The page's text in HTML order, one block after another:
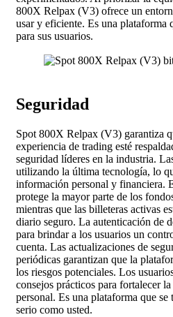
800X Relpax (V3) ofrece un
usar y eficiente. Es una plataforma
para sus usuarios.
Seguridad
Spot 800X Relpax (V3) garantiza
experiencia de trading esté
seguridad líderes en la industria.
utilizando la última tecnología, lo
información personal y financiera.
protege la mayor parte de los
mientras que las billeteras activas
diario seguro. La autenticación de
para brindar a los usuarios un
cuenta. Las actualizaciones de
periódicas garantizan que la
los riesgos potenciales. Los
consejos prácticos para fortalecer
personal. Es una plataforma que se
serio como usted.